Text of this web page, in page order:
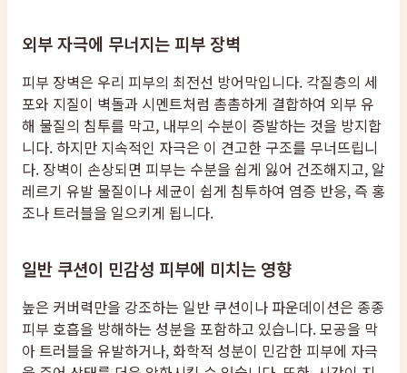
외부 자극에 무너지는 피부 장벽
피부 장벽은 우리 피부의 최전선 방어막입니다. 각질층의 세
포와 지질이 벽돌과 시멘트처럼 촘촘하게 결합하여 외부 유
해 물질의 침투를 막고, 내부의 수분이 증발하는 것을 방지합
니다. 하지만 지속적인 자극은 이 견고한 구조를 무너뜨립니
다. 장벽이 손상되면 피부는 수분을 쉽게 잃어 건조해지고, 알
레르기 유발 물질이나 세균이 쉽게 침투하여 염증 반응, 즉 홍
조나 트러블을 일으키게 됩니다.
일반 쿠션이 민감성 피부에 미치는 영향
높은 커버력만을 강조하는 일반 쿠션이나 파운데이션은 종종
피부 호흡을 방해하는 성분을 포함하고 있습니다. 모공을 막
아 트러블을 유발하거나, 화학적 성분이 민감한 피부에 자극